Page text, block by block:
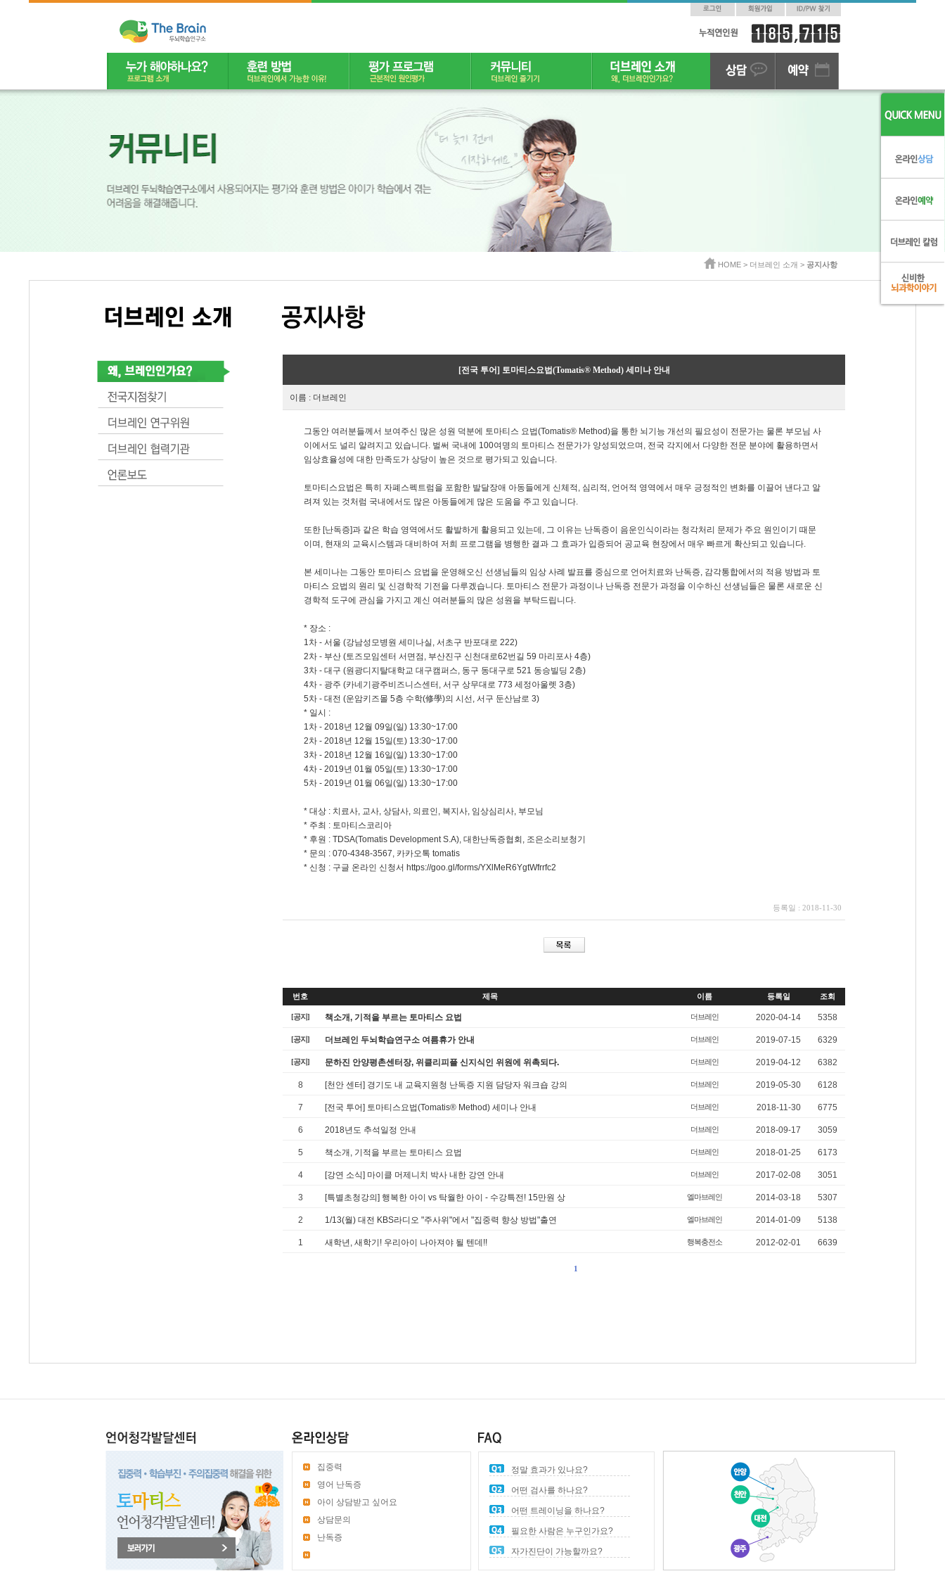
HOME > 더브레인 소개 > 공지사항
[전국 투어] 토마티스요법(Tomatis® Method) 세미나 안내
이름 : 더브레인
그동안 여러분들께서 보여주신 많은 성원 덕분에 토마티스 요법(Tomatis® Method)을 통한 뇌기능 개선의 필요성이 전문가는 물론 부모님 사
이에서도 널리 알려지고 있습니다. 벌써 국내에 100여명의 토마티스 전문가가 양성되었으며, 전국 각지에서 다양한 전문 분야에 활용하면서
임상효율성에 대한 만족도가 상당이 높은 것으로 평가되고 있습니다.
토마티스요법은 특히 자폐스펙트럼을 포함한 발달장애 아동들에게 신체적, 심리적, 언어적 영역에서 매우 긍정적인 변화를 이끌어 낸다고 알
려져 있는 것처럼 국내에서도 많은 아동들에게 많은 도움을 주고 있습니다.
또한 [난독증]과 같은 학습 영역에서도 활발하게 활용되고 있는데, 그 이유는 난독증이 음운인식이라는 청각처리 문제가 주요 원인이기 때문
이며, 현재의 교육시스템과 대비하여 저희 프로그램을 병행한 결과 그 효과가 입증되어 공교육 현장에서 매우 빠르게 확산되고 있습니다.
본 세미나는 그동안 토마티스 요법을 운영해오신 선생님들의 임상 사례 발표를 중심으로 언어치료와 난독증, 감각통합에서의 적용 방법과 토
마티스 요법의 원리 및 신경학적 기전을 다루겠습니다. 토마티스 전문가 과정이나 난독증 전문가 과정을 이수하신 선생님들은 물론 새로운 신
경학적 도구에 관심을 가지고 계신 여러분들의 많은 성원을 부탁드립니다.
* 장소 :
1차 - 서울 (강남성모병원 세미나실, 서초구 반포대로 222)
2차 - 부산 (토즈모임센터 서면점, 부산진구 신천대로62번길 59 마리포사 4층)
3차 - 대구 (원광디지탈대학교 대구캠퍼스, 동구 동대구로 521 동승빌딩 2층)
4차 - 광주 (카네기광주비즈니스센터, 서구 상무대로 773 세정아울렛 3층)
5차 - 대전 (운암키즈몰 5층 수학(修學)의 시선, 서구 둔산남로 3)
* 일시 :
1차 - 2018년 12월 09일(일) 13:30~17:00
2차 - 2018년 12월 15일(토) 13:30~17:00
3차 - 2018년 12월 16일(일) 13:30~17:00
4차 - 2019년 01월 05일(토) 13:30~17:00
5차 - 2019년 01월 06일(일) 13:30~17:00
* 대상 : 치료사, 교사, 상담사, 의료인, 복지사, 임상심리사, 부모님
* 주최 : 토마티스코리아
* 후원 : TDSA(Tomatis Development S.A), 대한난독증협회, 조은소리보청기
* 문의 : 070-4348-3567, 카카오톡 tomatis
* 신청 : 구글 온라인 신청서 https://goo.gl/forms/YXlMeR6YgtWfrrfc2
등록일 : 2018-11-30
번호 제목 이름 등록일 조회
[공지] 책소개, 기적을 부르는 토마티스 요법 더브레인 2020-04-14 5358
[공지] 더브레인 두뇌학습연구소 여름휴가 안내 더브레인 2019-07-15 6329
[공지] 문하진 안양평촌센터장, 위클리피플 신지식인 위원에 위촉되다. 더브레인 2019-04-12 6382
8 [천안 센터] 경기도 내 교육지원청 난독증 지원 담당자 워크숍 강의 더브레인 2019-05-30 6128
7 [전국 투어] 토마티스요법(Tomatis® Method) 세미나 안내 더브레인 2018-11-30 6775
6 2018년도 추석일정 안내 더브레인 2018-09-17 3059
5 책소개, 기적을 부르는 토마티스 요법 더브레인 2018-01-25 6173
4 [강연 소식] 마이클 머제니치 박사 내한 강연 안내 더브레인 2017-02-08 3051
3 [특별초청강의] 행복한 아이 vs 탁월한 아이 - 수강특전! 15만원 상 엘마브레인 2014-03-18 5307
2 1/13(월) 대전 KBS라디오 "주사위"에서 "집중력 향상 방법"출연 엘마브레인 2014-01-09 5138
1 새학년, 새학기! 우리아이 나아져야 될 텐데!! 행복충전소 2012-02-01 6639
1
집중력
영어 난독증
아이 상담받고 싶어요
상담문의
난독증
정말 효과가 있나요?
어떤 검사를 하나요?
어떤 트레이닝을 하나요?
필요한 사람은 누구인가요?
자가진단이 가능할까요?